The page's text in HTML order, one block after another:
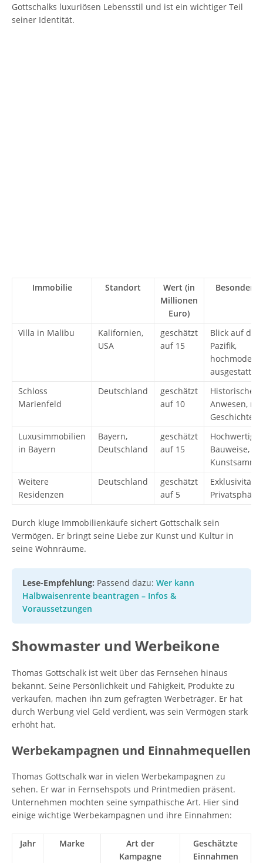
Gottschalks luxuriösen Lebensstil und ist ein wichtiger Teil
seiner Identität.
Immobilie Standort
Wert (in
Millionen
Euro)
Villa in Malibu
Kalifornien,
USA
geschätzt
auf 15
Blick auf den
Pazifik,
hochmodern
ausgestattet
Schloss
Marienfeld
Deutschland
geschätzt
auf 10
Historisches
Anwesen,
Geschichte
Luxusimmobilien
in Bayern
Bayern,
Deutschland
geschätzt
auf 15
Hochwertige
Bauweise,
Weitere
Residenzen
Deutschland
geschätzt
auf 5
Exklusivität
Privatsphäre
Durch kluge Immobilienkäufe sichert Gottschalk sein
Vermögen. Er bringt seine Liebe zur Kunst und Kultur in
seine Wohnräume.
Lese-Empfehlung: Passend dazu: Wer kann
Halbwaisenrente beantragen – Infos &
Voraussetzungen
Showmaster und Werbeikone
Thomas Gottschalk ist weit über das Fernsehen hinaus
bekannt. Seine Persönlichkeit und Fähigkeit, Produkte zu
verkaufen, machen ihn zum gefragten Werbeträger. Er hat
durch Werbung viel Geld verdient, was sein Vermögen stark
erhöht hat.
Werbekampagnen und Einnahmequellen
Thomas Gottschalk war in vielen Werbekampagnen zu
sehen. Er war in Fernsehspots und Printmedien präsent.
Unternehmen mochten seine sympathische Art. Hier sind
einige wichtige Werbekampagnen und ihre Einnahmen:
Jahr Marke
Art der
Kampagne
Geschätzte
Einnahmen